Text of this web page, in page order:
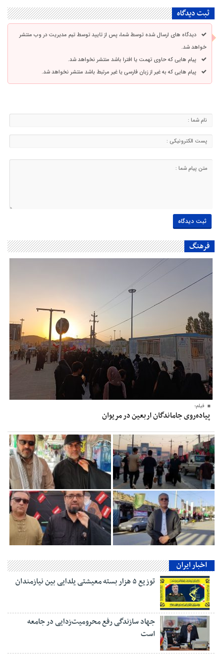
ثبت دیدگاه
دیدگاه های ارسال شده توسط شما، پس از تایید توسط تیم مدیریت در وب منتشر
خواهد شد.
پیام هایی که حاوی تهمت یا افترا باشد منتشر نخواهد شد.
پیام هایی که به غیر از زبان فارسی یا غیر مرتبط باشد منتشر نخواهد شد.
فرهنگ
فیلم؛
پیاده‌روی جاماندگان اربعین در مریوان
اخبار ایران
توزیع ۵ هزار بسته معیشتی یلدایی بین نیازمندان
جهاد سازندگی رفع محرومیت‌زدایی در جامعه
است